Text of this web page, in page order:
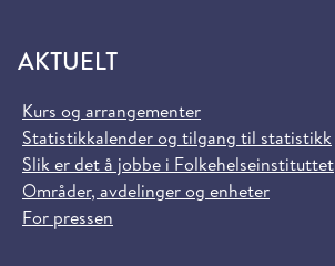
AKTUELT
Kurs og arrangementer
Statistikkalender og tilgang til statistikk
Slik er det å jobbe i Folkehelseinstituttet
Områder, avdelinger og enheter
For pressen